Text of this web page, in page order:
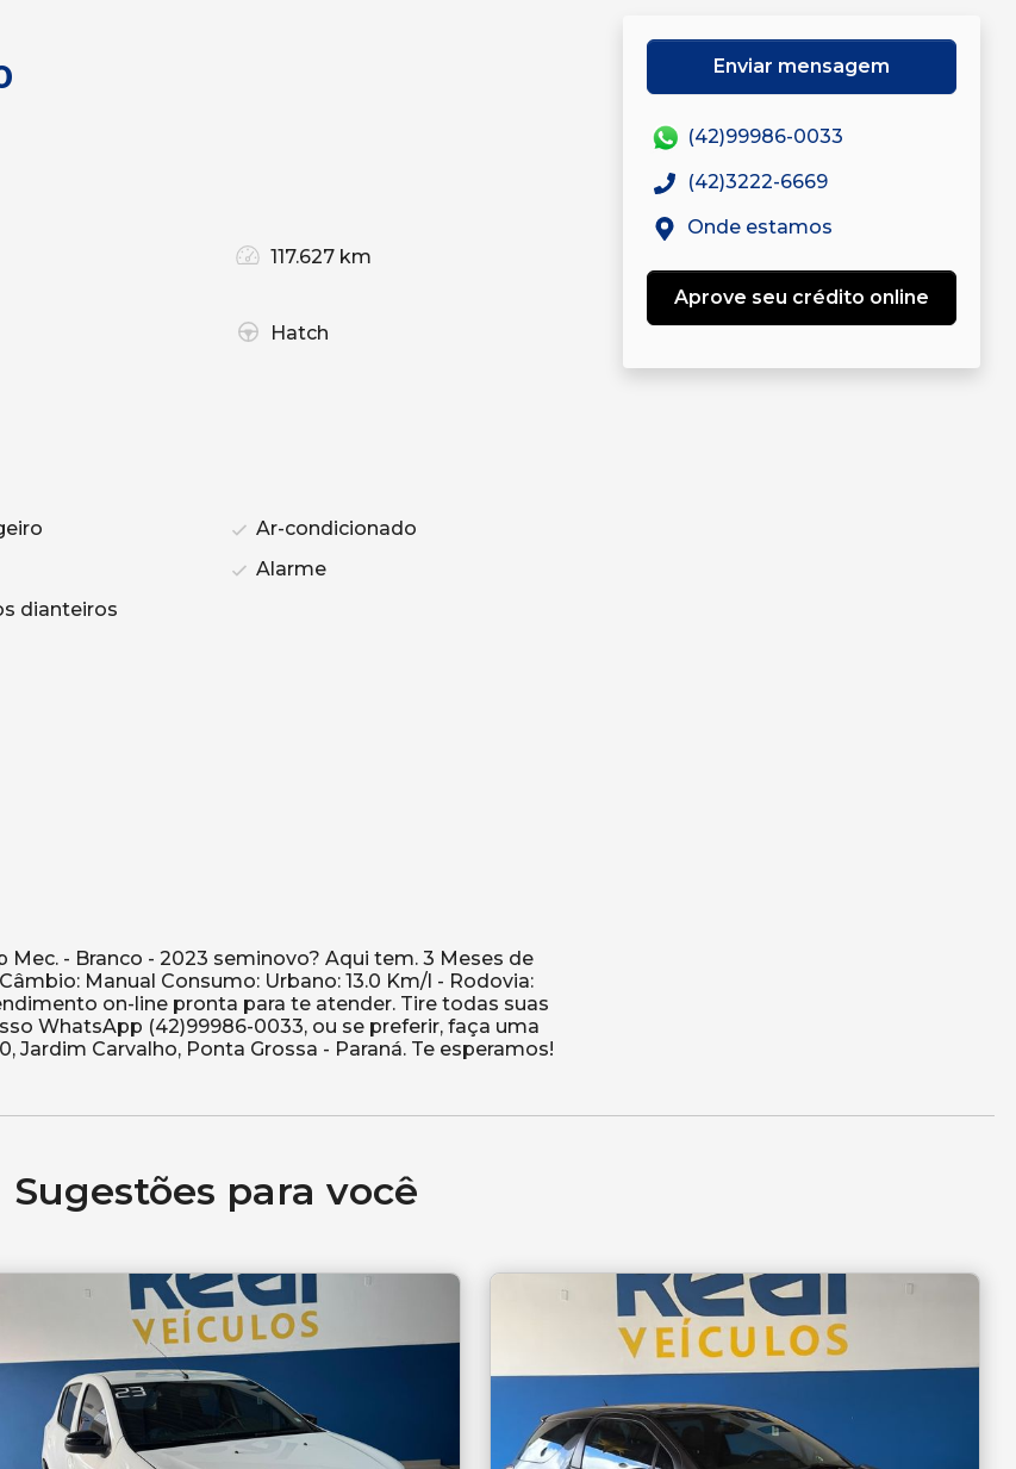
117.627 km
Hatch
Ar-condicionado
Alarme
dianteiros
Mec. - Branco - 2023 seminovo? Aqui tem. 3 Meses de
Manual Consumo: Urbano: 13.0 Km/l - Rodovia:
on-line pronta para te atender. Tire todas suas
WhatsApp (42)99986-0033, ou se preferir, faça uma
Enviar mensagem
(42)99986-0033
(42)3222-6669
Onde estamos
Aprove seu crédito online
Sugestões para você